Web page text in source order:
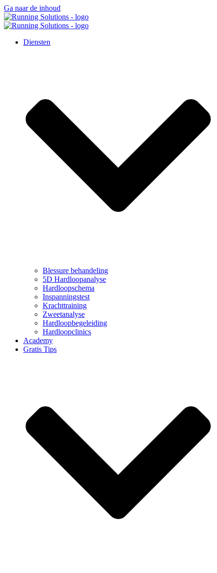
Ga naar de inhoud
Diensten
Blessure behandeling
5D Hardloopanalyse
Hardloopschema
Inspanningstest
Krachttraining
Zweetanalyse
Hardloopbegeleiding
Hardloopclinics
Academy
Gratis Tips